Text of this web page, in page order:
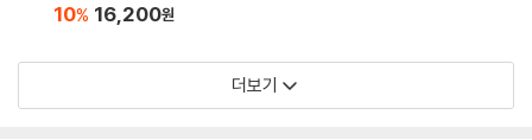
10% 16,200원
더보기